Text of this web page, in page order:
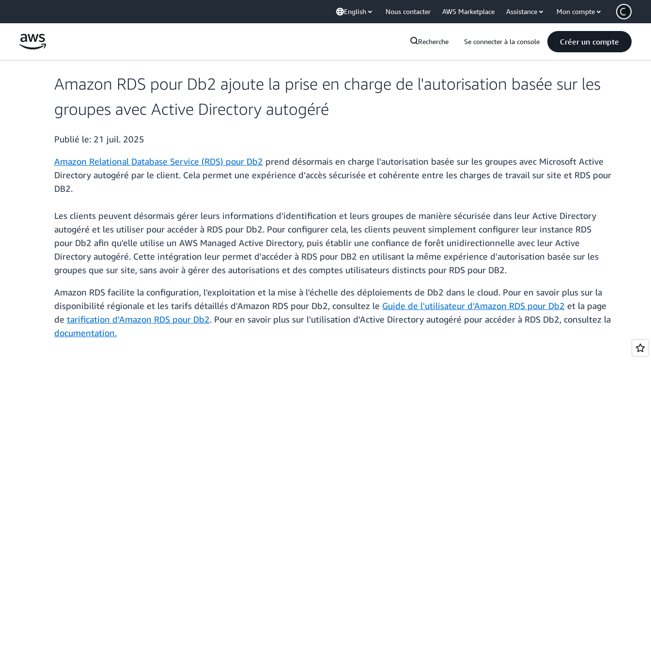
English Nous contacter AWS Marketplace Assistance Mon compte
Recherche Se connecter à la console Créer un compte
Amazon RDS pour Db2 ajoute la prise en charge de l'autorisation basée sur les
groupes avec Active Directory autogéré
Publié le: 21 juil. 2025
Amazon Relational Database Service (RDS) pour Db2 prend désormais en charge l'autorisation basée sur les groupes avec Microsoft Active
Directory autogéré par le client. Cela permet une expérience d'accès sécurisée et cohérente entre les charges de travail sur site et RDS pour
DB2.
Les clients peuvent désormais gérer leurs informations d'identification et leurs groupes de manière sécurisée dans leur Active Directory
autogéré et les utiliser pour accéder à RDS pour Db2. Pour configurer cela, les clients peuvent simplement configurer leur instance RDS
pour Db2 afin qu'elle utilise un AWS Managed Active Directory, puis établir une confiance de forêt unidirectionnelle avec leur Active
Directory autogéré. Cette intégration leur permet d'accéder à RDS pour DB2 en utilisant la même expérience d'autorisation basée sur les
groupes que sur site, sans avoir à gérer des autorisations et des comptes utilisateurs distincts pour RDS pour DB2.
Amazon RDS facilite la configuration, l'exploitation et la mise à l'échelle des déploiements de Db2 dans le cloud. Pour en savoir plus sur la
disponibilité régionale et les tarifs détaillés d'Amazon RDS pour Db2, consultez le Guide de l'utilisateur d’Amazon RDS pour Db2 et la page
de tarification d’Amazon RDS pour Db2. Pour en savoir plus sur l'utilisation d'Active Directory autogéré pour accéder à RDS Db2, consultez la
documentation.